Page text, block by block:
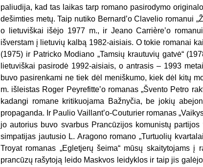
paliudija, kad tas laikas tarp romano pasirodymo
dešimties metų. Taip nutiko Bernardʼo Clavelio romanui
o lietuviškai išėjo 1977 m., ir Jeano Carrièreʼo
išverstam į lietuvių kalbą 1982-aisiais. O tokie romanai
(1975) ir Patricko Modiano „Tamsių krautuvių gatvė“
lietuviškai pasirodė 1992-aisiais, o antrasis – 1993
buvo pasirenkami ne tiek dėl meniškumo, kiek dėl kitų
m. išleistas Roger Peyrefitteʼo romanas „Švento Petro
kadangi romane kritikuojama Bažnyčia, be jokių
propaganda. Ir Paulio Vaillantʼo-Couturier romanas
jo autorius buvo svarbus Prancūzijos komunistų
simpatijas jautusio L. Aragono romano „Turtuolių
Troyat romanas „Egletjerų šeima“ mūsų skaitytojams
prancūzų rašytoją leido Maskvos leidyklos ir taip jis